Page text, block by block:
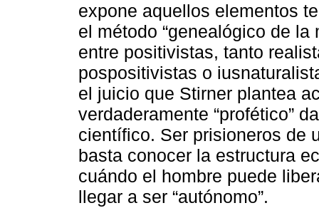
expone aquellos elementos
el método “genealógico de
entre positivistas, tanto
pospositivistas o
el juicio que Stirner plantea
verdaderamente “profético”
científico. Ser prisioneros de
basta conocer la estructura
cuándo el hombre puede
llegar a ser “autónomo”.